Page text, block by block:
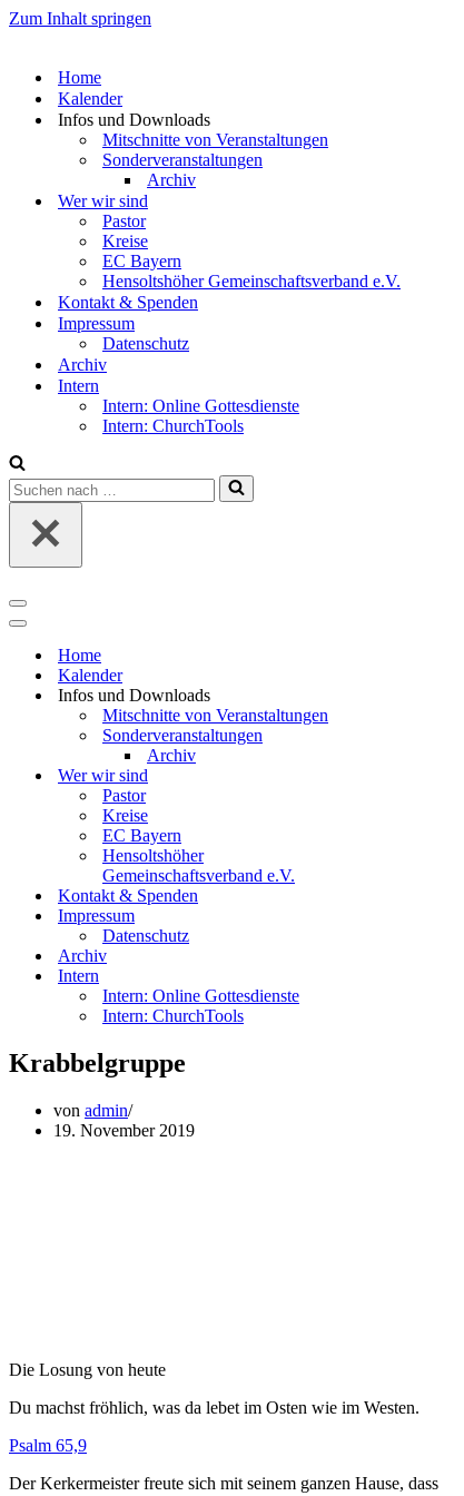
Zum Inhalt springen
Home
Kalender
Infos und Downloads
Mitschnitte von Veranstaltungen
Sonderveranstaltungen
Archiv
Wer wir sind
Pastor
Kreise
EC Bayern
Hensoltshöher Gemeinschaftsverband e.V.
Kontakt & Spenden
Impressum
Datenschutz
Archiv
Intern
Intern: Online Gottesdienste
Intern: ChurchTools
Suchen
nach …
Navigationsmenü
Navigationsmenü
Home
Kalender
Infos und Downloads
Mitschnitte von Veranstaltungen
Sonderveranstaltungen
Archiv
Wer wir sind
Pastor
Kreise
EC Bayern
Hensoltshöher
Gemeinschaftsverband e.V.
Kontakt & Spenden
Impressum
Datenschutz
Archiv
Intern
Intern: Online Gottesdienste
Intern: ChurchTools
Krabbelgruppe
von admin
19. November 2019
Die Losung von heute
Du machst fröhlich, was da lebet im Osten wie im Westen.
Psalm 65,9
Der Kerkermeister freute sich mit seinem ganzen Hause, dass